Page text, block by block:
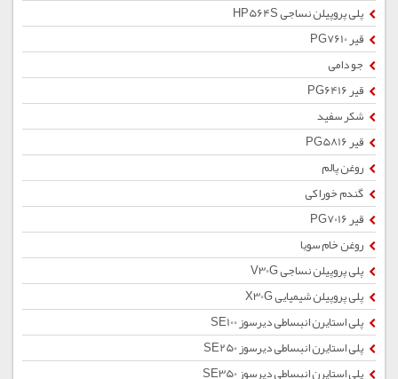
پلی پروپیلن نساجی HP564S
قیر PG7610
جو دامی
قیر PG6416
شکر سفید
قیر PG5816
روغن پالم
گندم خوراکی
قیر PG7016
روغن خام سویا
پلی پروپیلن نساجی V30G
پلی پروپیلن شیمیایی X30G
پلی استایرن انبساطی دیرسوز SE100
پلی استایرن انبساطی دیرسوز SE250
پلی استایرن انبساطی دیرسوز SE350